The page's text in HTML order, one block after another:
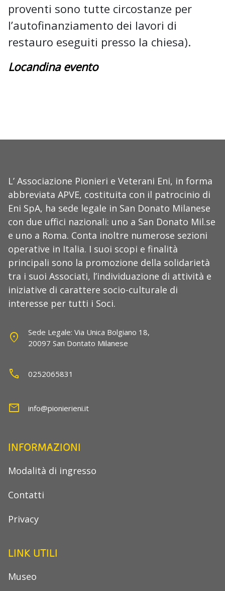
proventi sono tutte circostanze per
l’autofinanziamento dei lavori di
restauro eseguiti presso la chiesa).
Locandina evento
L’ Associazione Pionieri e Veterani Eni, in forma
abbreviata APVE, costituita con il patrocinio di
Eni SpA, ha sede legale in San Donato Milanese
con due uffici nazionali: uno a San Donato Mil.se
e uno a Roma. Conta inoltre numerose sezioni
operative in Italia. I suoi scopi e finalità
principali sono la promozione della solidarietà
tra i suoi Associati, l’individuazione di attività e
iniziative di carattere socio-culturale di
interesse per tutti i Soci.
location_on
Sede Legale: Via Unica Bolgiano 18,
20097 San Dontato Milanese
call 0252065831
mail info@pionierieni.it
INFORMAZIONI
Modalità di ingresso
Contatti
Privacy
LINK UTILI
Museo